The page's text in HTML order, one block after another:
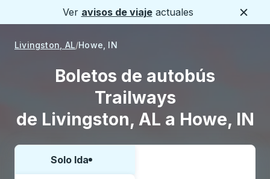
Ver avisos de viajeactuales
Livingston, AL Howe, IN
Boletos de autobús
Trailways
de Livingston, AL a Howe, IN
Elija una forma o viaje de ida y vuelta:
Solo Ida